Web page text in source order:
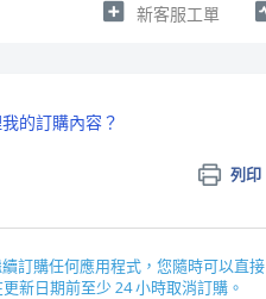
新客服工單
的訂購內容？
列印
訂購任何應用程式，您隨時可以直接
新日期前至少 24 小時取消訂購。